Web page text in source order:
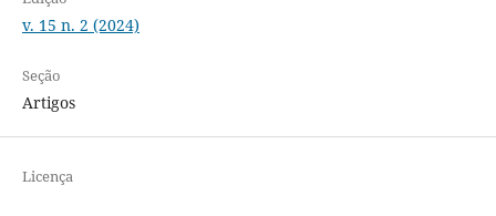
v. 15 n. 2 (2024)
Seção
Artigos
Licença